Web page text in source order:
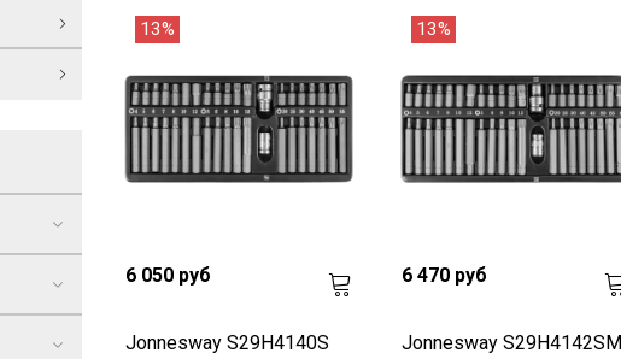
13%
6 050 руб
Jonnesway S29H4140S
13%
6 470 руб
Jonnesway S29H4142SM